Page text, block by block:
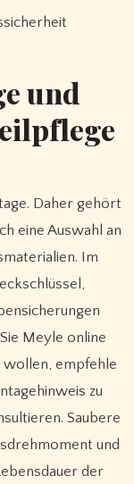
und
Daher gehört
eine Auswahl an
Im
Meyle online
wollen, empfehle
zu
Saubere
und
der